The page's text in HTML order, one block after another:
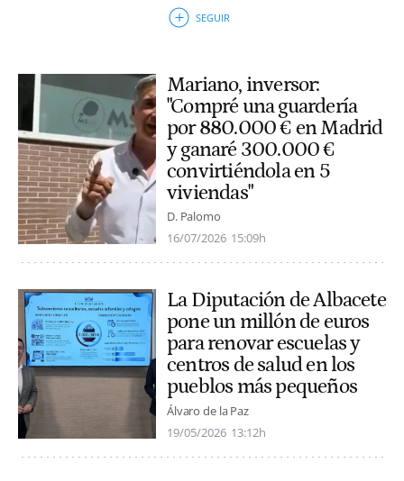
Mariano, inversor:
"Compré una guardería
por 880.000 € en Madrid
y ganaré 300.000 €
convirtiéndola en 5
viviendas"
D. Palomo
16/07/2026 15:09h
La Diputación de Albacete
pone un millón de euros
para renovar escuelas y
centros de salud en los
pueblos más pequeños
Álvaro de la Paz
19/05/2026 13:12h